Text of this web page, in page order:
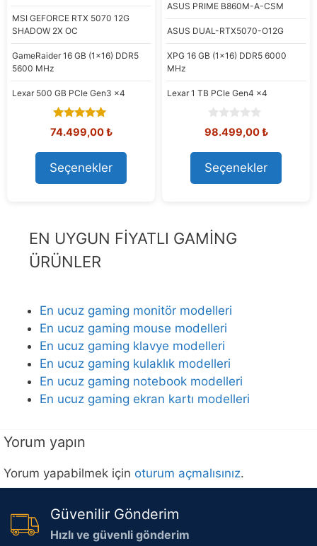
MSI GEFORCE RTX 5070 12G
SHADOW 2X OC
GameRaider 16 GB (1x16) DDR5
5600 MHz
Lexar 500 GB PCIe Gen3 x4
5.00
out of 5
Orijinal
80.291,15 ₺.
74.499,00₺Şu
Seçenekler
ASUS PRIME B860M-A-CSM
ASUS DUAL-RTX5070-O12G
XPG 16 GB (1x16) DDR5 6000
MHz
Lexar 1 TB PCIe Gen4 x4
0
o
u
t
o
f
Orijinal
108.576,92 ₺.
98.499,00₺Şu
Seçenekler
EN UYGUN FİYATLI GAMİNG
ÜRÜNLER
En ucuz gaming monitör modelleri
En ucuz gaming mouse modelleri
En ucuz gaming klavye modelleri
En ucuz gaming kulaklık modelleri
En ucuz gaming notebook modelleri
En ucuz gaming ekran kartı modelleri
Yorum yapın
Yorum yapabilmek için oturum açmalısınız.
Güvenilir Gönderim
Hızlı ve güvenli gönderim